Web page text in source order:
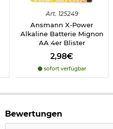
Helligkeit verstellbar
Seiten- und
Kreis Absehen mit
Stabile Konstruktion mit
Delta Armory 552 Style
2x AA / Mignon Batterien
Reinigungstuch
Art. 125249
Ansmann X-Power
Alkaline Batterie Mignon
AA 4er Blister
2,98€
sofort verfügbar
Bewertungen